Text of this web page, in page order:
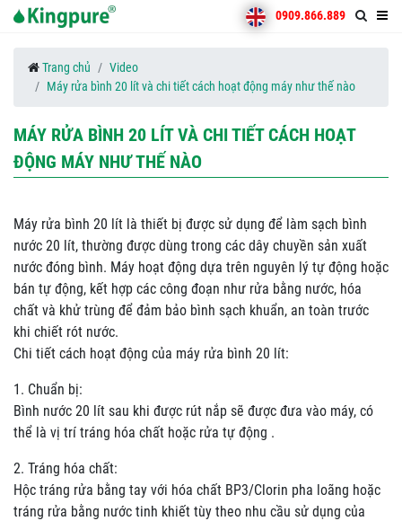
0909.866.889
Trang chủ
Video
Máy rửa bình 20 lít và chi tiết cách hoạt động máy như thế nào
MÁY RỬA BÌNH 20 LÍT VÀ CHI TIẾT CÁCH HOẠT
ĐỘNG MÁY NHƯ THẾ NÀO
Máy rửa bình 20 lít là thiết bị được sử dụng để làm sạch bình
nước 20 lít, thường được dùng trong các dây chuyền sản xuất
nước đóng bình. Máy hoạt động dựa trên nguyên lý tự động hoặc
bán tự động, kết hợp các công đoạn như rửa bằng nước, hóa
chất và khử trùng để đảm bảo bình sạch khuẩn, an toàn trước
khi chiết rót nước.
Chi tiết cách hoạt động của máy rửa bình 20 lít:
1. Chuẩn bị:
Bình nước 20 lít sau khi được rút nắp sẽ được đưa vào máy, có
thể là vị trí tráng hóa chất hoặc rửa tự động .
2. Tráng hóa chất:
Hộc tráng rửa bằng tay với hóa chất BP3/Clorin pha loãng hoặc
tráng rửa bằng nước tinh khiết tùy theo nhu cầu sử dụng của